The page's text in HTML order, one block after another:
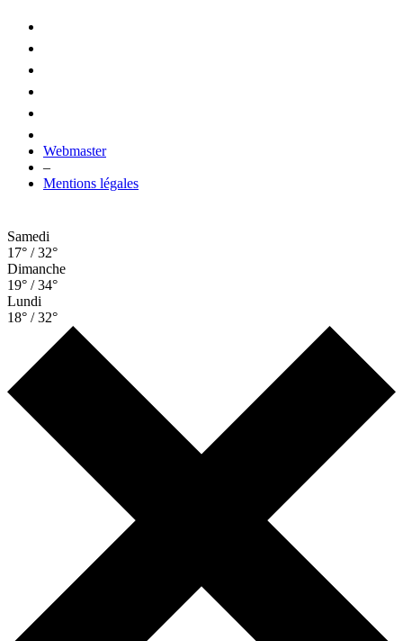
Webmaster
–
Mentions légales
Samedi
17° / 32°
Dimanche
19° / 34°
Lundi
18° / 32°